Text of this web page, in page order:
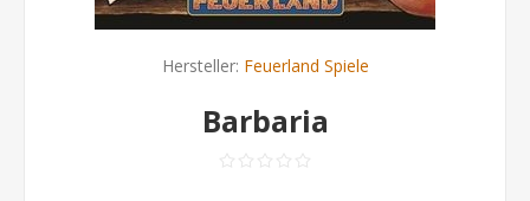
Hersteller: Feuerland Spiele
Barbaria